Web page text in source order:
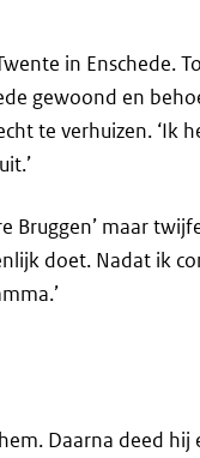
in Enschede.
gewoond en
te verhuizen. ‘Ik
Bruggen’ maar
doet. Nadat ik
Daarna deed hij